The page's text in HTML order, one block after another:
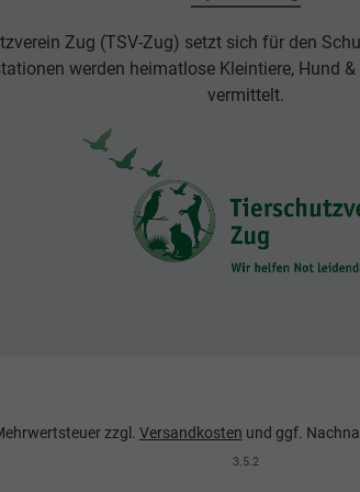
Zug (TSV-Zug) setzt sich für den
werden heimatlose Kleintiere, Hund
vermittelt.
zzgl. Versandkosten und ggf.
3.5.2